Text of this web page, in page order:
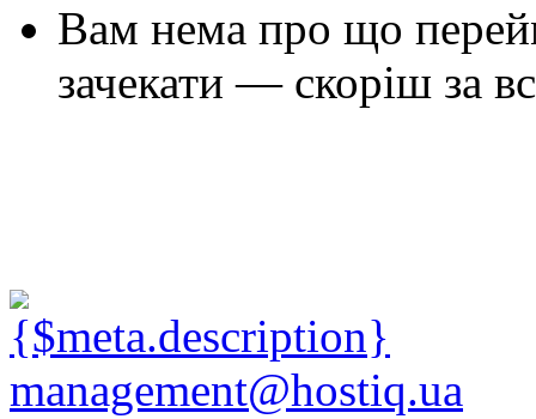
Вам нема про що
зачекати — скоріш за
management@hostiq.ua